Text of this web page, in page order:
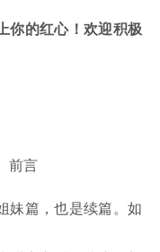
你的红心！欢迎积极
篇，也是续篇。如